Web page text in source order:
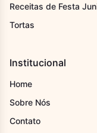
Receitas de Festa
Tortas
Institucional
Home
Sobre Nós
Contato